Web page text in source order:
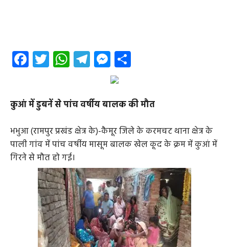
Facebook
Twitter
WhatsApp
Telegram
Messenger
कुआं में डुबनें से पांच वर्षीय बालक की मौत
भभुआ (रामपुर प्रखंड क्षेत्र के)-कैमूर जिले के करमचट थाना क्षेत्र के
पाली‌ गांव में पांच वर्षीय मासूम बालक खेल कूद के क्रम में कुआं में
गिरने से मौत हो गई।